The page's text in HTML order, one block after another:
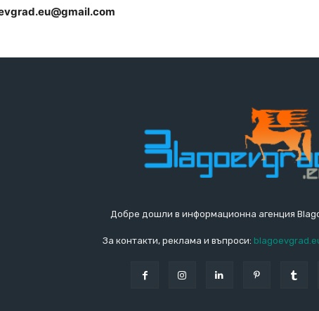
Добре дошли в информационна агенция
За контакти, реклама и въпроси: